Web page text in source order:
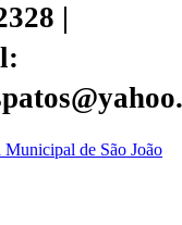
|
Municipal de São João